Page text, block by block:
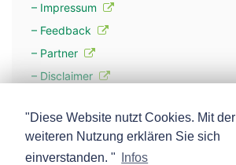
– Impressum
– Feedback
– Partner
– Disclaimer
– Werbung
– Mehr über unsere Experten
"Diese Website nutzt Cookies. Mit der
weiteren Nutzung erklären Sie sich
einverstanden. "
Infos